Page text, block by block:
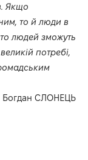
Якщо
то й люди в
людей зможуть
потребі,
Богдан СЛОНЕЦЬ